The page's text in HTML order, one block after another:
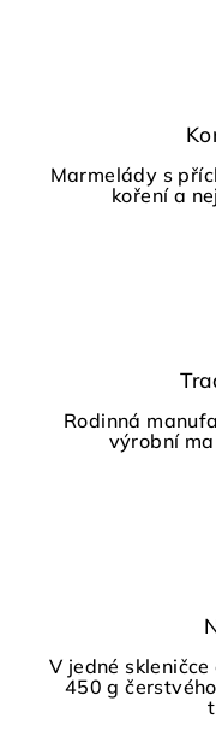
Marmelády s
koření a
Rodinná
výrobní
V jedné
450 g